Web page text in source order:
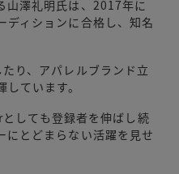
山澤礼明氏は、2017年に
ディションに合格し、知名
り、アパレルブランド立
ています。
しても登録者を伸ばし続
にとどまらない活躍を見せ